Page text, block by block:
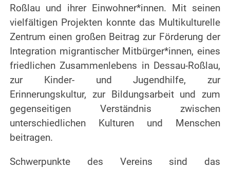
Roßlau und ihrer Einwohner*innen. Mit seinen
vielfältigen Projekten konnte das Multikulturelle
Zentrum einen großen Beitrag zur Förderung der
Integration migrantischer Mitbürger*innen, eines
friedlichen Zusammenlebens in Dessau-Roßlau,
zur Kinder- und Jugendhilfe, zur
Erinnerungskultur, zur Bildungsarbeit und zum
gegenseitigen Verständnis zwischen
unterschiedlichen Kulturen und Menschen
beitragen.
Schwerpunkte des Vereins sind das